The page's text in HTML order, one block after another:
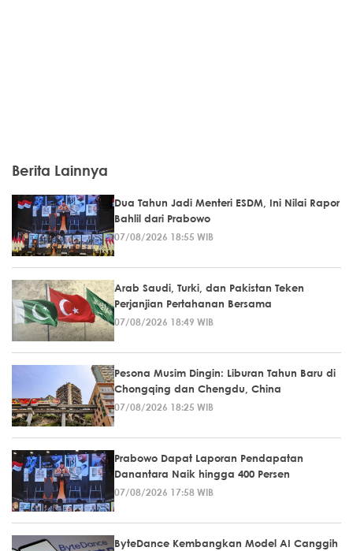
Berita Lainnya
Dua Tahun Jadi Menteri ESDM, Ini Nilai Rapor
Bahlil dari Prabowo
07/08/2026 18:55 WIB
Arab Saudi, Turki, dan Pakistan Teken
Perjanjian Pertahanan Bersama
07/08/2026 18:49 WIB
Pesona Musim Dingin: Liburan Tahun Baru di
Chongqing dan Chengdu, China
07/08/2026 18:25 WIB
Prabowo Dapat Laporan Pendapatan
Danantara Naik hingga 400 Persen
07/08/2026 17:58 WIB
ByteDance Kembangkan Model AI Canggih